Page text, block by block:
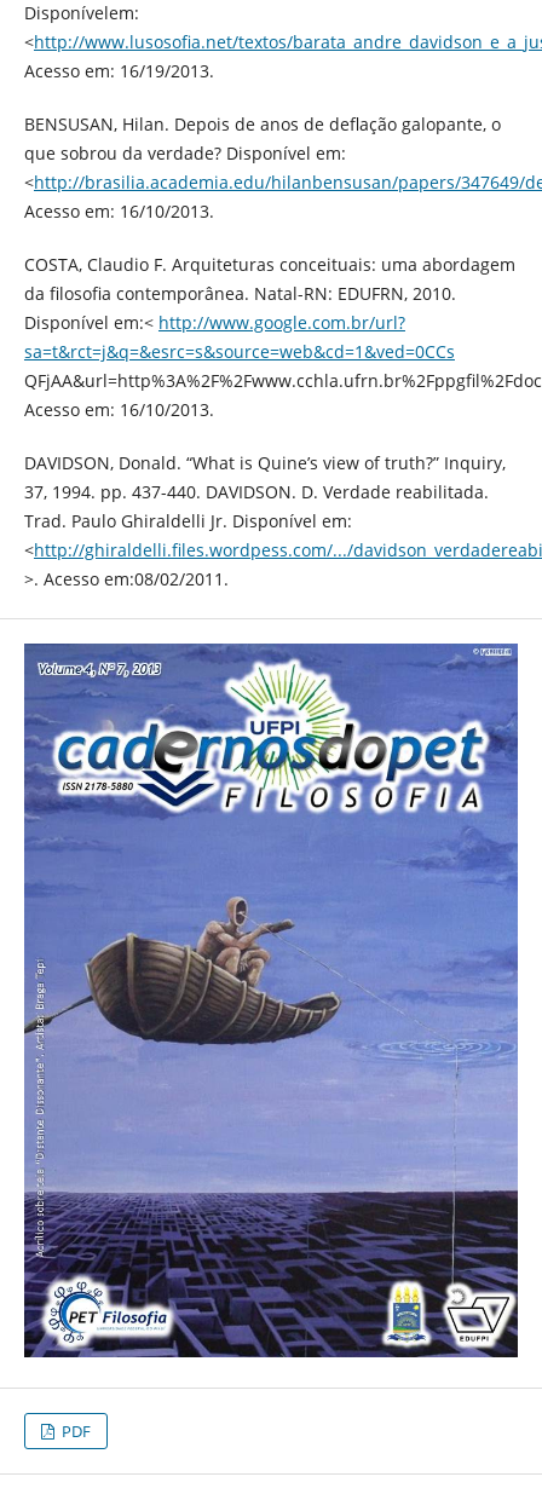
Disponívelem:
<http://www.lusosofia.net/textos/
Acesso em: 16/19/2013.
BENSUSAN, Hilan. Depois de anos de deflação galopante, o
que sobrou da verdade? Disponível em:
<http://brasilia.academia.edu/hilanbensusan/papers/347649/
Acesso em: 16/10/2013.
COSTA, Claudio F. Arquiteturas conceituais: uma abordagem
da filosofia contemporânea. Natal-RN: EDUFRN, 2010.
Disponível em:< http://www.google.com.br/url?
sa=t&rct=j&q=&esrc=s&source=web&cd=1&ved=0CCs
Acesso em: 16/10/2013.
DAVIDSON, Donald. “What is Quine’s view of truth?” Inquiry,
37, 1994. pp. 437-440. DAVIDSON. D. Verdade reabilitada.
Trad. Paulo Ghiraldelli Jr. Disponível em:
<http://ghiraldelli.files.wordpess.com/.../
>. Acesso em:08/02/2011.
PDF